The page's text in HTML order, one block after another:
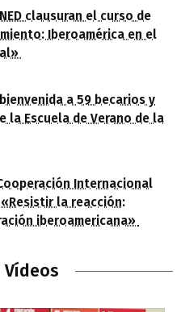
clausuran el curso de
Iberoamérica en el
a 59 becarios y
la Escuela de Verano de la
Internacional
la reacción:
iberoamericana»
Vídeos